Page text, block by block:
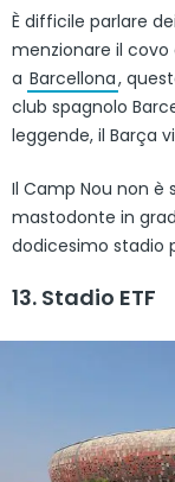
È difficile parlare
menzionare il covo
a Barcellona,
club spagnolo
leggende, il Barça
Il Camp Nou non è
mastodonte in
dodicesimo stadio
13. Stadio ETF